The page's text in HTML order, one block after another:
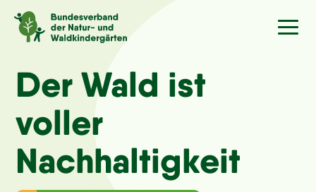
Sprache/Language
Aktuelles
Über uns
Der Wald ist
voller
Nachhaltigkeit